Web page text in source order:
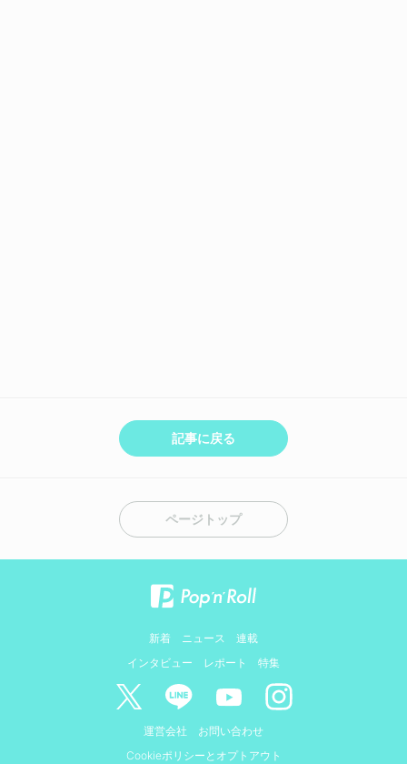
記事に戻る
ページトップ
新着 ニュース
連載
インタビュー
レポート 特集
運営会社
お問い合わせ
Cookieポリシーとオプトアウト